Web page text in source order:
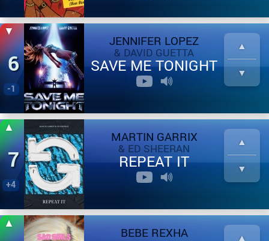
6
-1
JENNIFER LOPEZ
& DAVID GUETTA
SAVE ME TONIGHT
7
+4
MARTIN GARRIX
& ED SHEERAN
REPEAT IT
BEBE REXHA